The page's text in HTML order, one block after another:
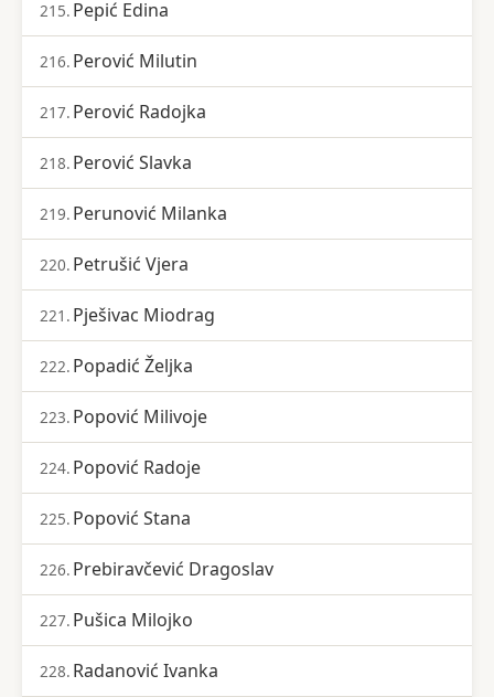
215. Pepić Edina
216. Perović Milutin
217. Perović Radojka
218. Perović Slavka
219. Perunović Milanka
220. Petrušić Vjera
221. Pješivac Miodrag
222. Popadić Željka
223. Popović Milivoje
224. Popović Radoje
225. Popović Stana
226. Prebiravčević Dragoslav
227. Pušica Milojko
228. Radanović Ivanka